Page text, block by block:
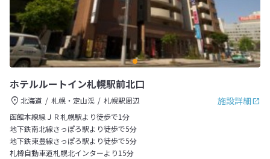
ホテルルートイン札幌駅前北口
施設詳細
北海道 札幌・定山渓
札幌駅周辺
函館本線線ＪＲ札幌駅より徒歩で1分
地下鉄南北線さっぽろ駅より徒歩で5分
地下鉄東豊線さっぽろ駅より徒歩で5分
札樽自動車道札幌北インターより15分